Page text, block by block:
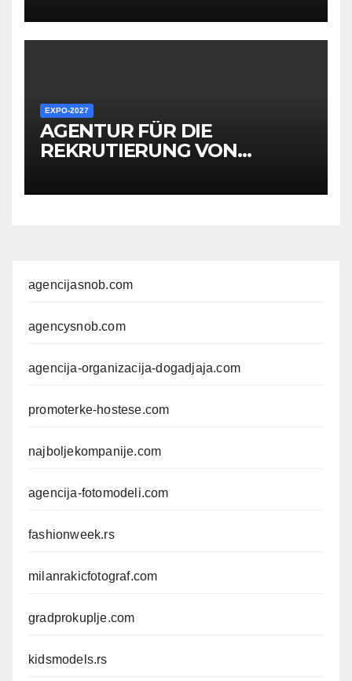
PROMOTEURS ET D’AUTRES
EMPLOYÉS POUR LES
EXPO-2027
AGENTUR FÜR DIE
REKRUTIERUNG VON
PROMOTERN UND
agencijasnob.com
agencysnob.com
agencija-organizacija-dogadjaja.com
promoterke-hostese.com
najboljekompanije.com
agencija-fotomodeli.com
fashionweek.rs
milanrakicfotograf.com
gradprokuplje.com
kidsmodels.rs